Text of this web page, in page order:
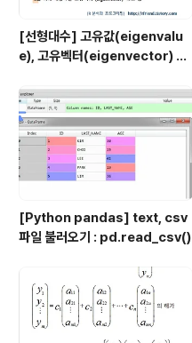
[선형대수] 고유값(eigenvalu
e), 고유벡터(eigenvector) 의
[Python pandas] text, csv
파일 불러오기 : pd.read_csv()